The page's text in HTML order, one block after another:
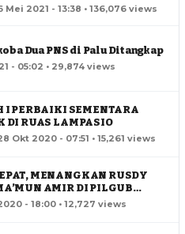
2021 - 13:38 • 136,076 views
Dua PNS di Palu Ditangkap
- 05:02 • 29,874 views
I PERBAIKI SEMENTARA
DI RUAS LAMPASIO
Okt 2020 - 07:51 • 15,261 views
MENANGKAN RUSDY
AMIR DI PILGUB
- 18:00 • 12,727 views